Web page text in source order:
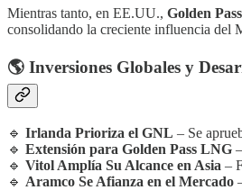
Mientras tanto, en EE.UU., Golden
consolidando la creciente influencia del
🌎 Inversiones Globales y
🔹 Irlanda Prioriza el GNL – Se
🔹 Extensión para Golden Pass LNG –
🔹 Vitol Amplía Su Alcance en Asia –
🔹 Aramco Se Afianza en el Mercado